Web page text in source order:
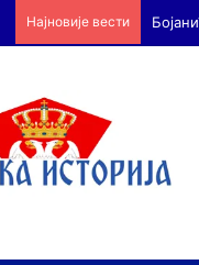
Најновије вести